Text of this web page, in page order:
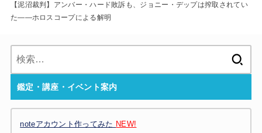
【泥沼裁判】アンバー・ハード敗訴も、ジョニー・デップは搾取されてい
た――ホロスコープによる解明
鑑定・講座・イベント案内
noteアカウント作ってみた NEW!